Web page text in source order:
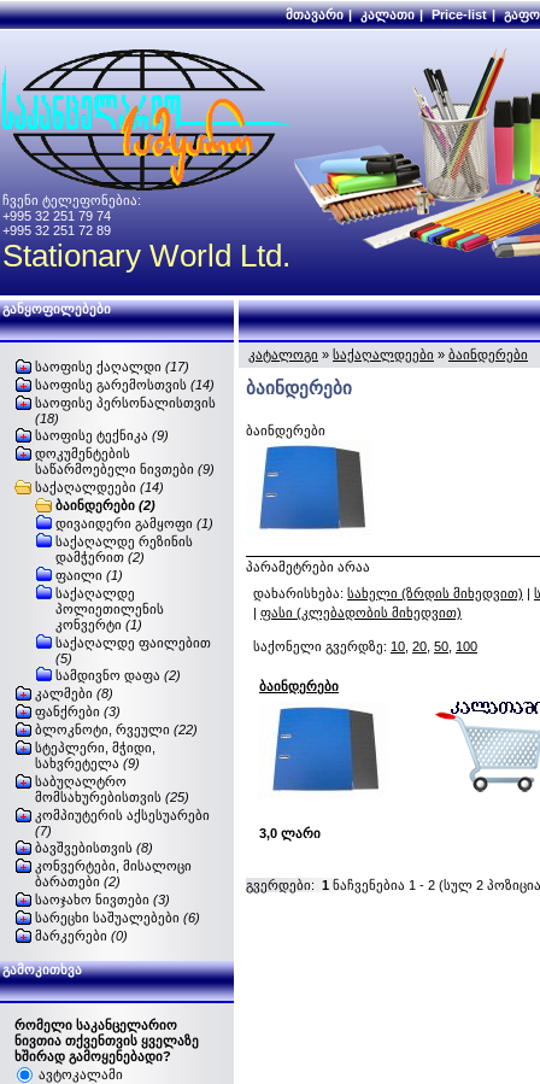
მთავარი | კალათი | Price-list |
ჩვენი ტელეფონებია:
+995 32 251 79 74
+995 32 251 72 89
Stationary World Ltd.
განყოფილებები
საოფისე ქაღალდი (17)
საოფისე გარემოსთვის (14)
საოფისე პერსონალისთვის
(18)
საოფისე ტექნიკა (9)
დოკუმენტების
საწარმოებელი ნივთები (9)
საქაღალდეები (14)
ბაინდერები (2)
დივაიდერი გამყოფი (1)
საქაღალდე რეზინის
დამჭერით (2)
ფაილი (1)
საქაღალდე
პოლიეთილენის
კონვერტი (1)
საქაღალდე ფაილებით
(5)
სამდივნო დაფა (2)
კალმები (8)
ფანქრები (3)
ბლოკნოტი, რვეული (22)
სტეპლერი, მჭიდი,
სახვრეტელა (9)
საბუღალტრო
მომსახურებისთვის (25)
კომპიუტერის აქსესუარები
(7)
ბავშვებისთვის (8)
კონვერტები, მისალოცი
ბარათები (2)
საოჯახო ნივთები (3)
სარეცხი საშუალებები (6)
მარკერები (0)
გამოკითხვა
რომელი საკანცელარიო
ნივთია თქვენთვის ყველაზე
ხშირად გამოყენებადი?
ავტოკალამი
კატალოგი » საქაღალდეები » ბაინდერები
ბაინდერები
ბაინდერები
პარამეტრები არაა
დახარისხება: სახელი (ზრდის მიხედვით) |
| ფასი (კლებადობის მიხედვით)
საქონელი გვერდზე: 10 20 50 100
ბაინდერები
3,0 ლარი
გვერდები: 1 ნაჩვენებია 1 - 2 (სულ 2